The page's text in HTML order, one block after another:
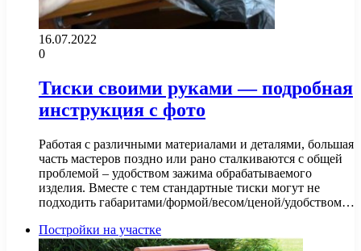
16.07.2022
0
Тиски своими руками — подробная
инструкция с фото
Работая с различными материалами и деталями, большая
часть мастеров поздно или рано сталкиваются с общей
проблемой – удобством зажима обрабатываемого
изделия. Вместе с тем стандартные тиски могут не
подходить габаритами/формой/весом/ценой/удобством…
Постройки на участке